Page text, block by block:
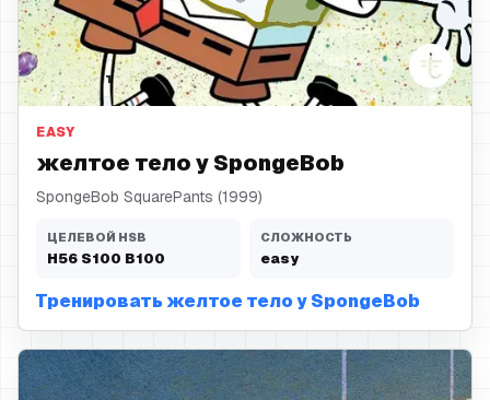
желтое тело
EASY
желтое тело у SpongeBob
SpongeBob SquarePants (1999)
ЦЕЛЕВОЙ HSB
H56 S100 B100
СЛОЖНОСТЬ
easy
Тренировать желтое тело у SpongeBob